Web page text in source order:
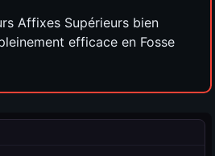
Affixes Supérieurs bien
efficace en Fosse